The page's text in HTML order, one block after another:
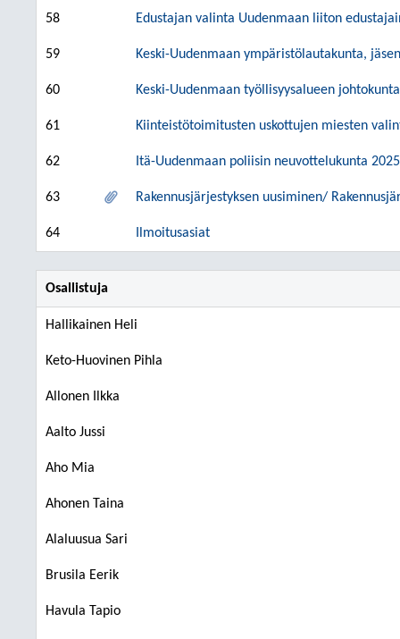
58 Edustajan valinta Uudenmaan liiton
59 Keski-Uudenmaan ympäristölautakunta,
60 Keski-Uudenmaan työllisyysalueen
61 Kiinteistötoimitusten uskottujen miesten
62 Itä-Uudenmaan poliisin neuvottelukunta
63 Rakennusjärjestyksen uusiminen/
64 Ilmoitusasiat
Osallistuja
Hallikainen Heli
Keto-Huovinen Pihla
Allonen Ilkka
Aalto Jussi
Aho Mia
Ahonen Taina
Alaluusua Sari
Brusila Eerik
Havula Tapio